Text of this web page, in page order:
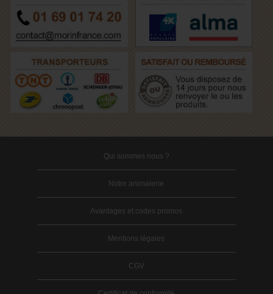
Qui sommes nous ?
Notre animalerie
Avantages et codes promos
Mentions légales
CGV